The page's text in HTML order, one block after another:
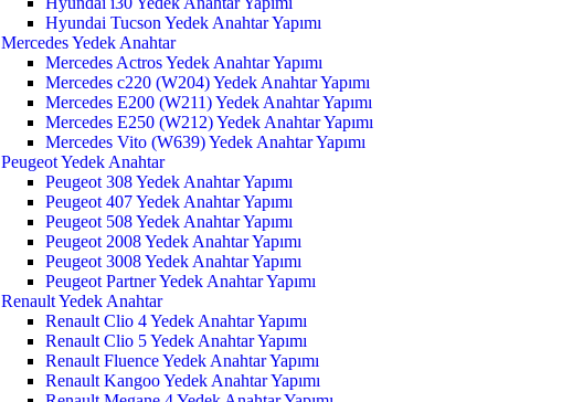
Hyundai Tucson Yedek Anahtar Yapımı
Mercedes Yedek Anahtar
Mercedes Actros Yedek Anahtar Yapımı
Mercedes c220 (W204) Yedek Anahtar Yapımı
Mercedes E200 (W211) Yedek Anahtar Yapımı
Mercedes E250 (W212) Yedek Anahtar Yapımı
Mercedes Vito (W639) Yedek Anahtar Yapımı
Peugeot Yedek Anahtar
Peugeot 308 Yedek Anahtar Yapımı
Peugeot 407 Yedek Anahtar Yapımı
Peugeot 508 Yedek Anahtar Yapımı
Peugeot 2008 Yedek Anahtar Yapımı
Peugeot 3008 Yedek Anahtar Yapımı
Peugeot Partner Yedek Anahtar Yapımı
Renault Yedek Anahtar
Renault Clio 4 Yedek Anahtar Yapımı
Renault Clio 5 Yedek Anahtar Yapımı
Renault Fluence Yedek Anahtar Yapımı
Renault Kangoo Yedek Anahtar Yapımı